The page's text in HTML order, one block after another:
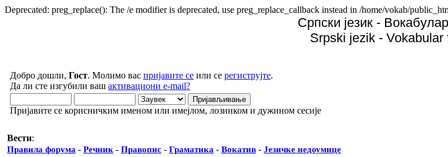
Deprecated: preg_replace(): The /e modifier is deprecated, use preg_replace_callback instead in /home/vokab/
Српски језик -
Srpski jezik - Vokabular
Добро дошли, Гост. Молимо вас пријавите се или се региструјте.
Да ли сте изгубили ваш активациони e-mail?
Пријавите се корисничким именом или имејлом, лозинком и дужином сесије
Вести:
Правила форума - Речник - Правопис - Граматика - Вокатив - Језичке недоумице